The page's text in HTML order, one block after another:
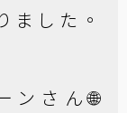
ました。
ンさん🌐